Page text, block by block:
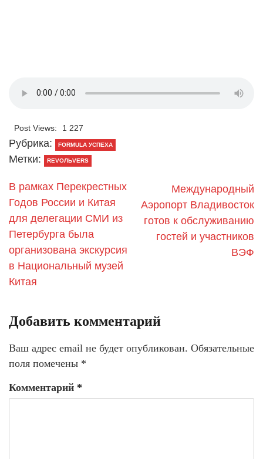
Post Views: 1 227
Рубрика: FORMULA УСПЕХА
Метки: REVOЛЬVERS
В рамках Перекрестных
Годов России и Китая
для делегации СМИ из
Петербурга была
организована экскурсия
в Национальный музей
Китая
Международный
Аэропорт Владивосток
готов к обслуживанию
гостей и участников
ВЭФ
Добавить комментарий
Ваш адрес email не будет опубликован. Обязательные
поля помечены *
Комментарий *